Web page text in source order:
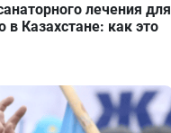
лечения для
в Казахстане: как это